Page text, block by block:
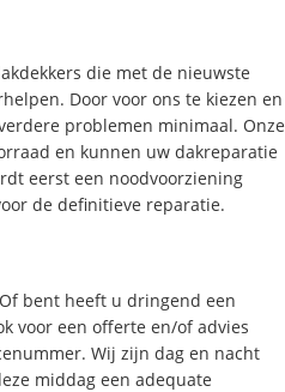
die met de nieuwste
Door voor ons te kiezen en
problemen minimaal. Onze
en kunnen uw dakreparatie
eerst een noodvoorziening
de definitieve reparatie.
bent heeft u dringend een
voor een offerte en/of advies
Wij zijn dag en nacht
middag een adequate